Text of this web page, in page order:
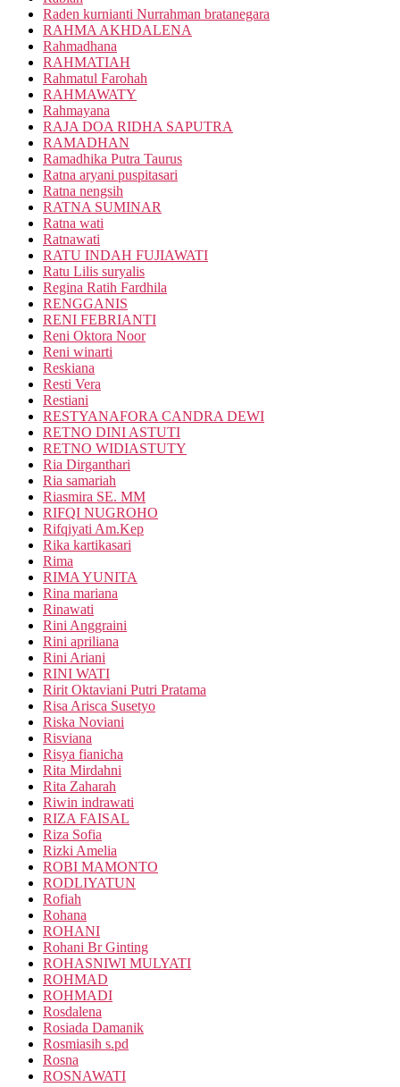
Raden kurnianti Nurrahman bratanegara
RAHMA AKHDALENA
Rahmadhana
RAHMATIAH
Rahmatul Farohah
RAHMAWATY
Rahmayana
RAJA DOA RIDHA SAPUTRA
RAMADHAN
Ramadhika Putra Taurus
Ratna aryani puspitasari
Ratna nengsih
RATNA SUMINAR
Ratna wati
Ratnawati
RATU INDAH FUJIAWATI
Ratu Lilis suryalis
Regina Ratih Fardhila
RENGGANIS
RENI FEBRIANTI
Reni Oktora Noor
Reni winarti
Reskiana
Resti Vera
Restiani
RESTYANAFORA CANDRA DEWI
RETNO DINI ASTUTI
RETNO WIDIASTUTY
Ria Dirganthari
Ria samariah
Riasmira SE. MM
RIFQI NUGROHO
Rifqiyati Am.Kep
Rika kartikasari
Rima
RIMA YUNITA
Rina mariana
Rinawati
Rini Anggraini
Rini apriliana
Rini Ariani
RINI WATI
Ririt Oktaviani Putri Pratama
Risa Arisca Susetyo
Riska Noviani
Risviana
Risya fianicha
Rita Mirdahni
Rita Zaharah
Riwin indrawati
RIZA FAISAL
Riza Sofia
Rizki Amelia
ROBI MAMONTO
RODLIYATUN
Rofiah
Rohana
ROHANI
Rohani Br Ginting
ROHASNIWI MULYATI
ROHMAD
ROHMADI
Rosdalena
Rosiada Damanik
Rosmiasih s.pd
Rosna
ROSNAWATI